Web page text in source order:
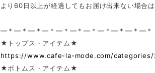
より60日以上が経過してもお届け出来ない場合
—＊—＊—＊—＊—＊—＊—＊—＊—＊—＊—＊
★トップス・アイテム★
https://www.cafe-la-mode.com/categories/
★ボトムス・アイテム★